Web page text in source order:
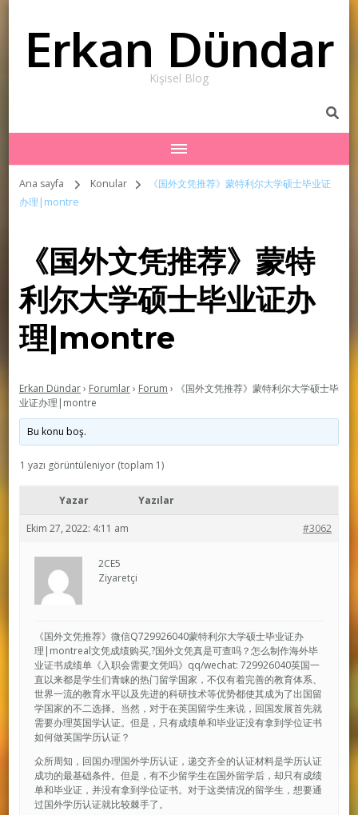
Erkan Dündar
Kişisel Blog
Ana sayfa Konular
《国外文凭推荐》蒙特利尔大学硕士毕业证
办理|montre
《国外文凭推荐》蒙特
利尔大学硕士毕业证办
理|montre
Erkan Dündar› Forumlar› Forum ›
《国外文凭推荐》蒙特利尔大学硕士毕
业证办理|montre
Bu konu boş.
1 yazı görüntüleniyor (toplam 1)
Yazar Yazılar
Ekim 27, 2022: 4:11 am #3062
2CE5
Ziyaretçi
《国外文凭推荐》微信Q729926040蒙特利尔大学硕士毕业证办
理|montreal文凭成绩购买,?国外文凭真是可查吗？怎么制作海外毕
业证书成绩单《入职会需要文凭吗》qq/wechat: 729926040英国一
直以来都是学生们青睐的热门留学国家，不仅有着完善的教育体系、
世界一流的教育水平以及先进的科研技术等优势都使其成为了出国留
学国家的不二选择。当然，对于在英国留学生来说，回国发展首先就
需要办理英国学认证。但是，只有成绩单和毕业证没有拿到学位证书
如何做英国学历认证？
众所周知，回国办理国外学历认证，递交齐全的认证材料是学历认证
成功的最基础条件。但是，有不少留学生在国外留学后，却只有成绩
单和毕业证，并没有拿到学位证书。对于这类情况的留学生，想要通
过国外学历认证就比较棘手了。